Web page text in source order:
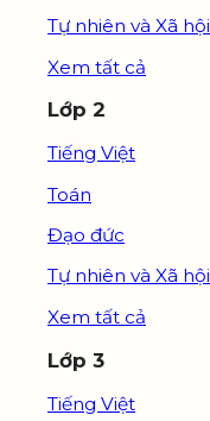
Tự nhiên và Xã hội
Xem tất cả
Lớp 2
Tiếng Việt
Toán
Đạo đức
Tự nhiên và Xã hội
Xem tất cả
Lớp 3
Tiếng Việt